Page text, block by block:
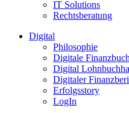
IT Solutions
Rechtsberatung
Digital
Philosophie
Digitale
Digital
Digitaler
Erfolgsstory
LogIn